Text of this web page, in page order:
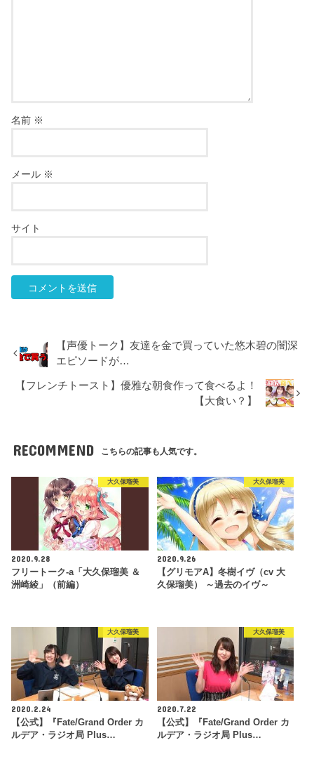
名前 ※
メール ※
サイト
【声優トーク】友達を金で買っていた悠木碧の闇深
エピソードが…
【フレンチトースト】優雅な朝食作って食べるよ！
【大食い？】
RECOMMEND こちらの記事も人気です。
大久保瑠美
2020.9.28
フリートーク-a「大久保瑠美 ＆
洲崎綾」（前編）
大久保瑠美
2020.9.26
【グリモアA】冬樹イヴ（cv 大
久保瑠美） ～過去のイヴ～
大久保瑠美
2020.2.24
【公式】『Fate/Grand Order カ
ルデア・ラジオ局 Plus…
大久保瑠美
2020.7.22
【公式】『Fate/Grand Order カ
ルデア・ラジオ局 Plus…